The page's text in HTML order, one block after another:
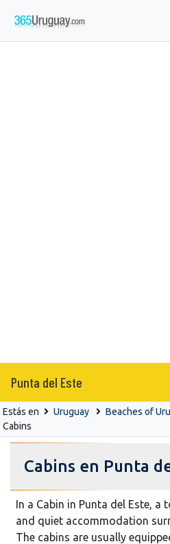
Punta del Este
Estás en Uruguay Beaches of
Cabins
Cabins en Punta
In a Cabin in Punta del Este,
and quiet accommodation
The cabins are usually